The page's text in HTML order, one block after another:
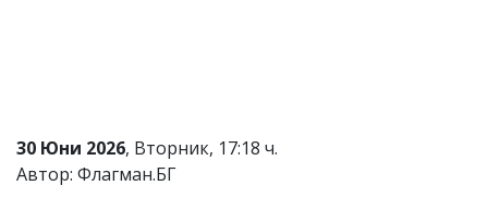
за
Ако
30 Юни 2026, Вторник, 17:18 ч.
Автор: Флагман.БГ